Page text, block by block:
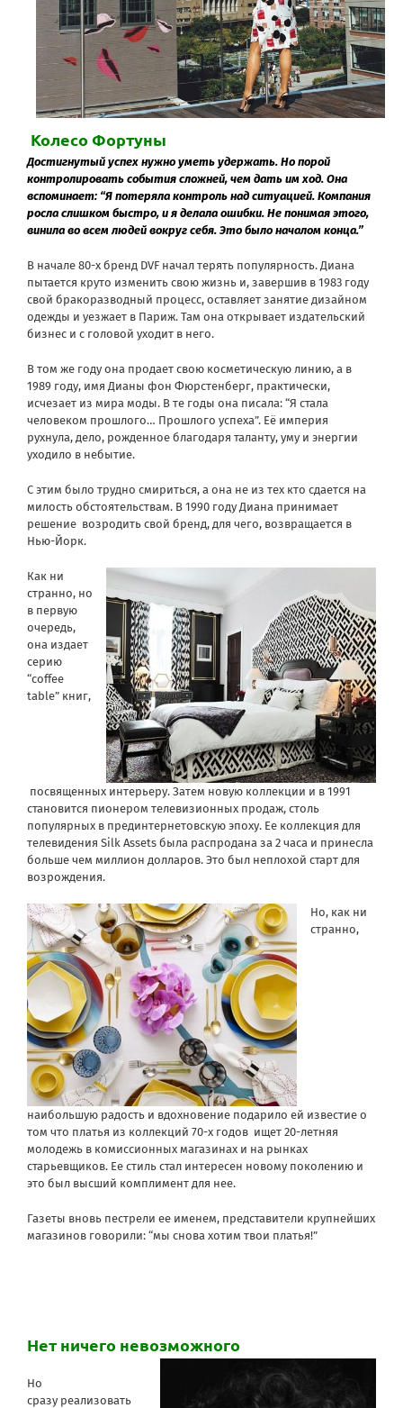
Колесо Фортуны
Достигнутый успех нужно уметь удержать. Но порой
контролировать события сложней, чем дать им ход. Она
вспоминает: “Я потеряла контроль над ситуацией. Компания
росла слишком быстро, и я делала ошибки. Не понимая этого,
винила во всем людей вокруг себя. Это было началом конца.”
В начале 80-х бренд DVF начал терять популярность. Диана
пытается круто изменить свою жизнь и, завершив в 1983 году
свой бракоразводный процесс, оставляет занятие дизайном
одежды и уезжает в Париж. Там она открывает издательский
бизнес и с головой уходит в него.
В том же году она продает свою косметическую линию, а в
1989 году, имя Дианы фон Фюрстенберг, практически,
исчезает из мира моды. В те годы она писала: “Я стала
человеком прошлого… Прошлого успеха”. Её империя
рухнула, дело, рожденное благодаря таланту, уму и энергии
уходило в небытие.
С этим было трудно смириться, а она не из тех кто сдается на
милость обстоятельствам. В 1990 году Диана принимает
решение возродить свой бренд, для чего, возвращается в
Нью-Йорк.
Как ни
странно, но
в первую
очередь,
она издает
серию
“coffee
table” книг,
посвященных интерьеру. Затем новую коллекции и в 1991
становится пионером телевизионных продаж, столь
популярных в прединтернетовскую эпоху. Ее коллекция для
телевидения Silk Assets была распродана за 2 часа и принесла
больше чем миллион долларов. Это был неплохой старт для
возрождения.
Но, как ни
странно,
наибольшую радость и вдохновение подарило ей известие о
том что платья из коллекций 70-х годов ищет 20-летняя
молодежь в комиссионных магазинах и на рынках
старьевщиков. Ее стиль стал интересен новому поколению и
это был высший комплимент для нее.
Газеты вновь пестрели ее именем, представители крупнейших
магазинов говорили: “мы снова хотим твои платья!”
Нет ничего невозможного
Но
сразу реализовать